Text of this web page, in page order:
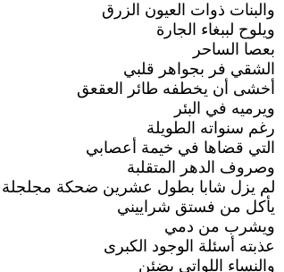
والبنات ذوات العيون الزرق
ويلوح لببغاء الجارة
بعصا الساحر
الشقي فر بجواهر قلبي
أخشى أن يخطفه طائر العقعق
ويرميه في البئر
رغم سنواته الطويلة
التي قضاها في خيمة أعصابي
وصروف الدهر المتقلبة
لم يزل شابا بطول عشرين ضحكة مجلجلة
يأكل من فستق شراييني
ويشرب من دمي
عذبته أسئلة الوجود الكبرى
والنساء اللواتي يضئن